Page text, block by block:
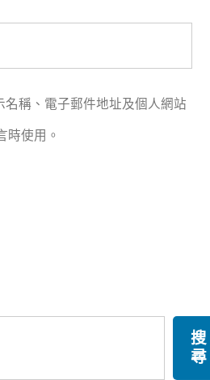
名稱、電子郵件地址及個人網站
時使用。
搜
尋